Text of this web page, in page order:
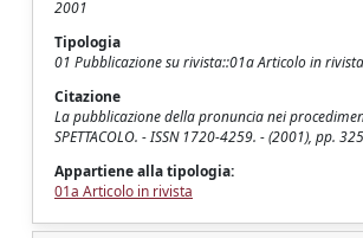
2001
Tipologia
01 Pubblicazione su rivista::01a Articolo in rivista
Citazione
La pubblicazione della pronuncia nei
SPETTACOLO. - ISSN 1720-4259. - (2001), pp.
Appartiene alla tipologia:
01a Articolo in rivista